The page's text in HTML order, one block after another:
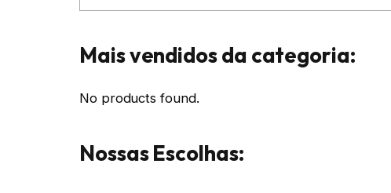
Mais vendidos da categoria:
No products found.
Nossas Escolhas: